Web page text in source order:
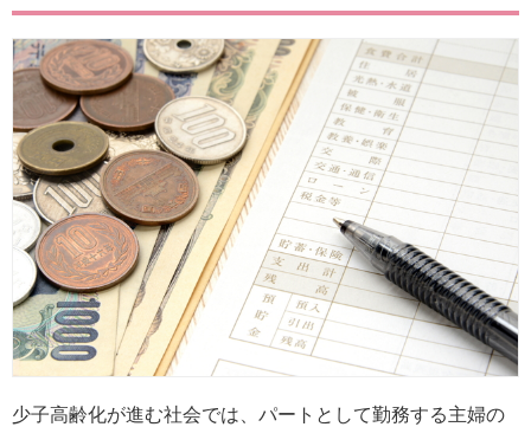
少子高齢化が進む社会では、パートとして勤務する主婦の